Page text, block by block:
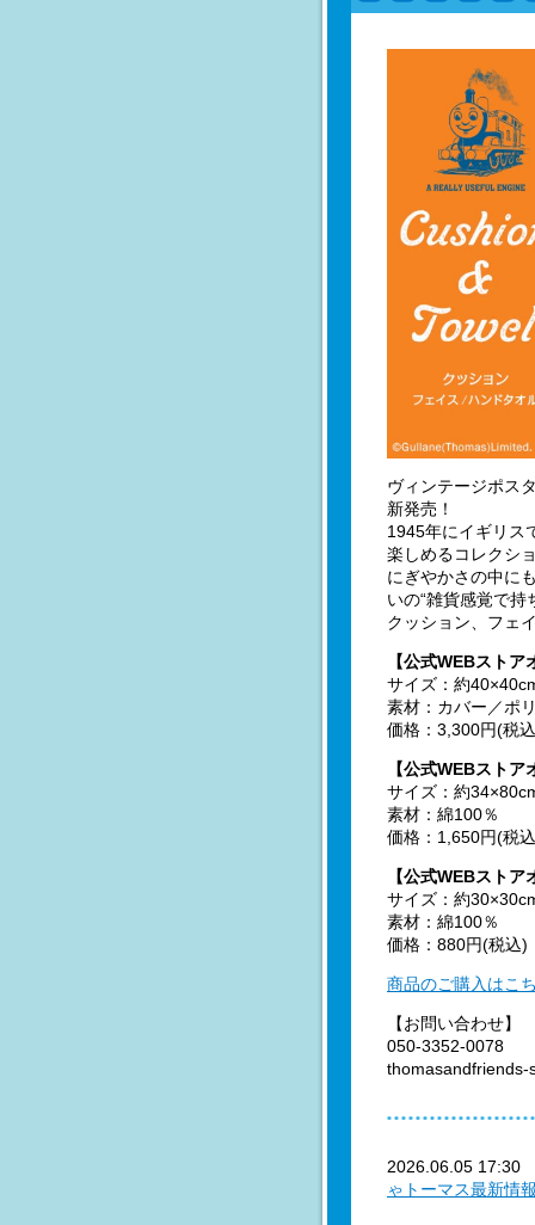
ヴィンテージポス
新発売！
1945年にイギリス
楽しめるコレクシ
にぎやかさの中に
いの“雑貨感覚で持
クッション、フェ
【公式WEBスト
サイズ：約
素材：カバー／ポ
価格：3,300円(税
【公式WEBスト
サイズ：約
素材：綿100％
価格：1,650円(税
【公式WEBスト
サイズ：約
素材：綿100％
価格：880円(税込)
商品のご購入はこ
【お問い合わせ】
050-3352-0078
thomasandfriends-
2026.06.05
ゃトーマス最新情